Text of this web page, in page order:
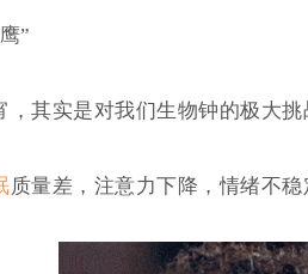
”
其实是对我们生物钟的极大挑
质量差，注意力下降，情绪不